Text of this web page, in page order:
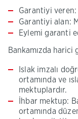
Garantiyi
Garantiyi alan:
Eylemi garanti
Bankamızda harici
Islak imzalı
ortamında ve
mektuplardır.
İhbar mektup:
ortamında